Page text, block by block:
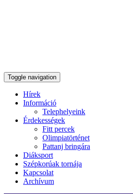
Toggle navigation
Hírek
Információ
Telephelyeink
Érdekességek
Fitt percek
Olimpiatörténet
Pattanj bringára
Diáksport
Szépkorúak tornája
Kapcsolat
Archívum